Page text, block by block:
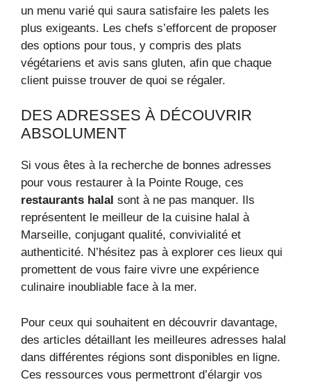
un menu varié qui saura satisfaire les palets les
plus exigeants. Les chefs s’efforcent de proposer
des options pour tous, y compris des plats
végétariens et avis sans gluten, afin que chaque
client puisse trouver de quoi se régaler.
DES ADRESSES À DÉCOUVRIR
ABSOLUMENT
Si vous êtes à la recherche de bonnes adresses
pour vous restaurer à la Pointe Rouge, ces
restaurants halal sont à ne pas manquer. Ils
représentent le meilleur de la cuisine halal à
Marseille, conjugant qualité, convivialité et
authenticité. N’hésitez pas à explorer ces lieux qui
promettent de vous faire vivre une expérience
culinaire inoubliable face à la mer.
Pour ceux qui souhaitent en découvrir davantage,
des articles détaillant les meilleures adresses halal
dans différentes régions sont disponibles en ligne.
Ces ressources vous permettront d’élargir vos